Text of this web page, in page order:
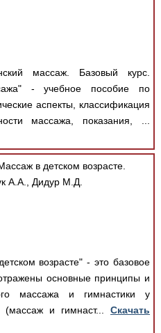
массаж. Базовый курс.
- учебное пособие по
аспекты, классификация
массажа, показания, ...
в детском возрасте.
А.А., Дидур М.Д.
возрасте" - это базовое
основные принципы и
массажа и гимнастики у
(массаж и гимнаст...Скачать